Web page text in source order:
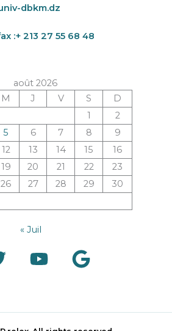
dbkm.dz
:+ 213 27 55 68 48
août 2026
M J V S
D
1
2
5 6 7 8
9
12 13 14 15
16
19 20 21 22
23
26 27 28 29
30
« Juil